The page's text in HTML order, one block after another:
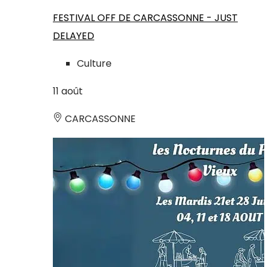
FESTIVAL OFF DE CARCASSONNE - JUST
DELAYED
Culture
11 août
CARCASSONNE